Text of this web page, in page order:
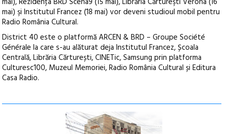
mai) şi Institutul Francez (18 mai) vor deveni studioul mobil pentru
Radio România Cultural.
District 40 este o platformă ARCEN & BRD – Groupe Société
Générale la care s-au alăturat deja Institutul Francez, Școala
Centrală, Librăria Cărturești, CINETic, Samsung prin platforma
Culturesc100, Muzeul Memoriei, Radio România Cultural și Editura
Casa Radio.